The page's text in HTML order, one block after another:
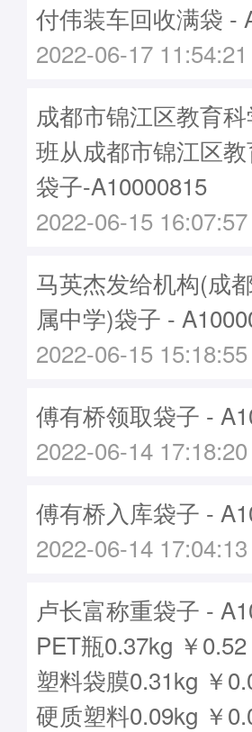
付伟装车回收满袋 -
2022-06-17 11:54:21
成都市锦江区教育
班从成都市锦江区
袋子-A10000815
2022-06-15 16:07:57
马英杰发给机构(成
属中学)袋子 -
2022-06-15 15:18:55
傅有桥领取袋子 -
2022-06-14 17:18:20
傅有桥入库袋子 -
2022-06-14 17:04:13
卢长富称重袋子 -
PET瓶0.37kg ￥0.52
塑料袋膜0.31kg ￥
硬质塑料0.09kg ￥